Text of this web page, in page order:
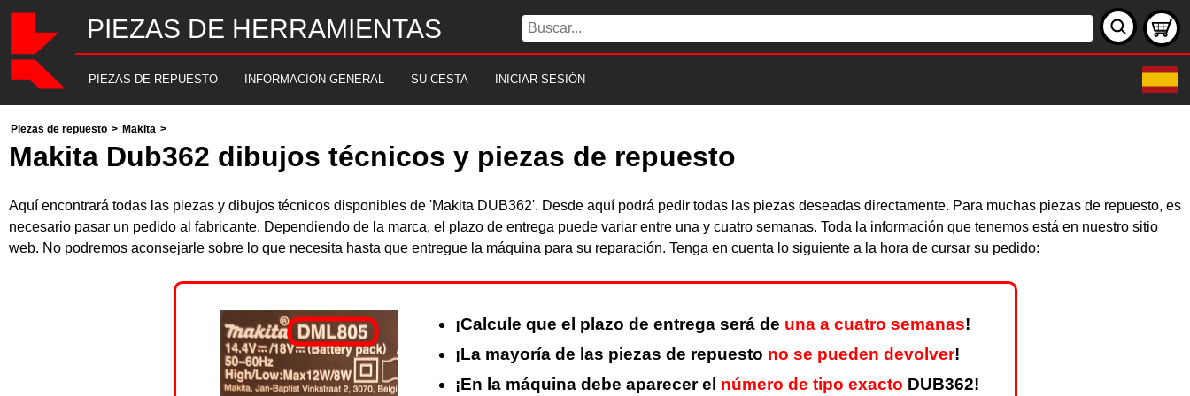
PIEZAS DE HERRAMIENTAS
PIEZAS DE REPUESTO INFORMACIÓN GENERAL SU CESTA INICIAR SESIÓN
Piezas de repuesto > Makita >
Makita Dub362 dibujos técnicos y piezas de repuesto
Aquí encontrará todas las piezas y dibujos técnicos disponibles de 'Makita DUB362'. Desde aquí podrá pedir todas las piezas deseadas directamente. Para muchas piezas de repuesto, es
necesario pasar un pedido al fabricante. Dependiendo de la marca, el plazo de entrega puede variar entre una y cuatro semanas. Toda la información que tenemos está en nuestro sitio
web. No podremos aconsejarle sobre lo que necesita hasta que entregue la máquina para su reparación. Tenga en cuenta lo siguiente a la hora de cursar su pedido:
¡Calcule que el plazo de entrega será de una a cuatro semanas!
¡La mayoría de las piezas de repuesto no se pueden devolver!
¡En la máquina debe aparecer el número de tipo exacto DUB362!